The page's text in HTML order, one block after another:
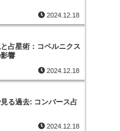
2024.12.18
占星術：コペルニクス
響
2024.12.18
る過去: コンバース占
2024.12.18